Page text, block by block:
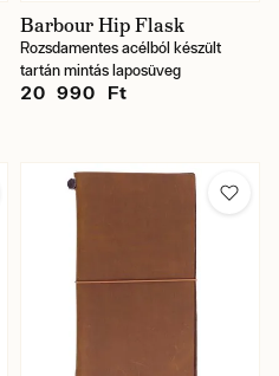
Barbour Hip Flask
Rozsdamentes acélból készült
tartán mintás laposüveg
20 990 Ft